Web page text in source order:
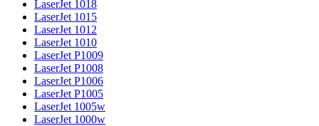
LaserJet 1018
LaserJet 1015
LaserJet 1012
LaserJet 1010
LaserJet P1009
LaserJet P1008
LaserJet P1006
LaserJet P1005
LaserJet 1005w
LaserJet 1000w